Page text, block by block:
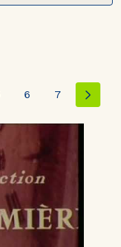
6 7